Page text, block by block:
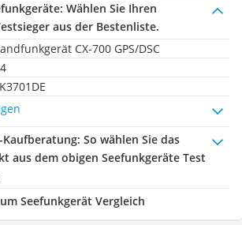
Wählen Sie Ihren
aus der Bestenliste.
CX-700 GPS/DSC
Kaufberatung: So wählen Sie das
aus dem obigen Seefunkgeräte Test
Seefunkgerät Vergleich